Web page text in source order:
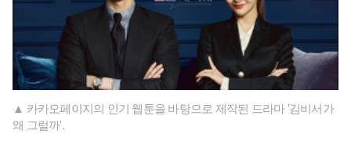
▲ 카카오페이지의 인기 웹툰을 바탕으로 제작된 드라마 '김비서가
왜 그럴까'.